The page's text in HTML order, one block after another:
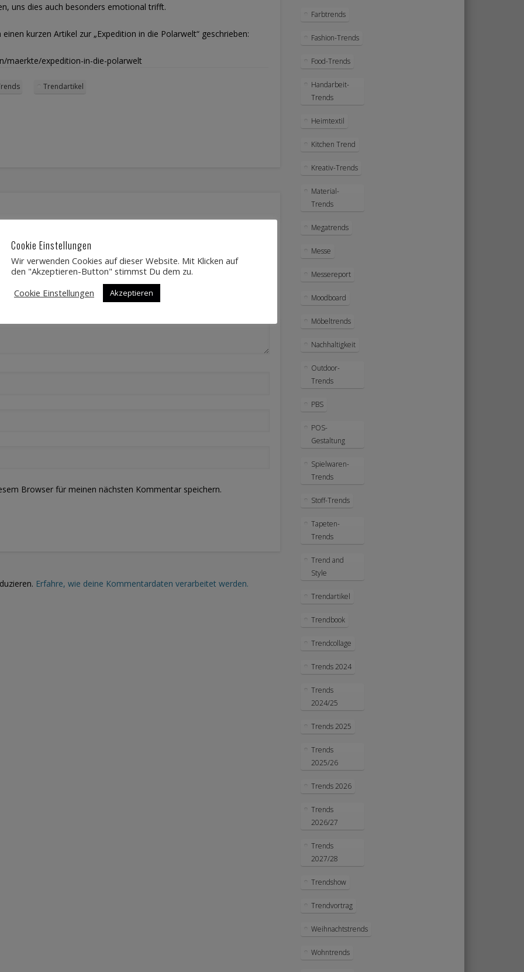
uns dies auch besonders emotional trifft.
kurzen Artikel zur „Expedition in die Polarwelt“ geschrieben:
maerkte/expedition-in-die-polarwelt
Trendartikel
Felder sind mit*markiert
Browser für meinen nächsten Kommentar speichern.
Erfahre, wie deine Kommentardaten verarbeitet werden.
Farbtrends
Fashion-Trends
Food-Trends
Handarbeit-
Trends
Heimtextil
Kitchen Trend
Kreativ-Trends
Material-
Trends
Megatrends
Messe
Messereport
Moodboard
Möbeltrends
Nachhaltigkeit
Outdoor-
Trends
PBS
POS-
Gestaltung
Spielwaren-
Trends
Stoff-Trends
Tapeten-
Trends
Trend and
Style
Trendartikel
Trendbook
Trendcollage
Trends 2024
Trends
2024/25
Trends 2025
Trends
2025/26
Trends 2026
Trends
2026/27
Trends
2027/28
Trendshow
Trendvortrag
Weihnachtstrends
Wohntrends
Cookie Einstellungen
Wir verwenden Cookies auf dieser Website. Mit Klicken auf
den "Akzeptieren-Button" stimmst Du dem zu.
Cookie Einstellungen
Akzeptieren